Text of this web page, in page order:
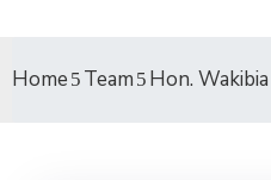
Home Team Hon.